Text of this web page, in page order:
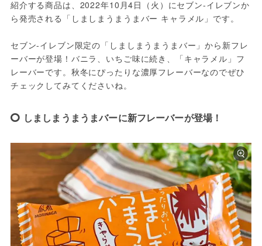
紹介する商品は、2022年10月4日（火）にセブン-イレブンか
ら発売される「しましまうまうまバー キャラメル」です。
セブン-イレブン限定の「しましまうまうまバー」から新フレ
ーバーが登場！バニラ、いちご味に続き、「キャラメル」フ
レーバーです。秋冬にぴったりな濃厚フレーバーなのでぜひ
チェックしてみてくださいね。
しましまうまうまバーに新フレーバーが登場！